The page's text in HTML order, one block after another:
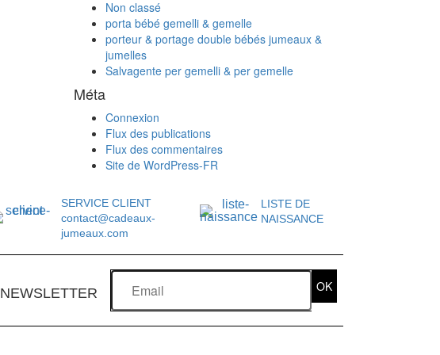
Non classé
porta bébé gemelli & gemelle
porteur & portage double bébés jumeaux &
jumelles
Salvagente per gemelli & per gemelle
Méta
Connexion
Flux des publications
Flux des commentaires
Site de WordPress-FR
SERVICE CLIENT
contact@cadeaux-
jumeaux.com
LISTE DE
NAISSANCE
NEWSLETTER OK